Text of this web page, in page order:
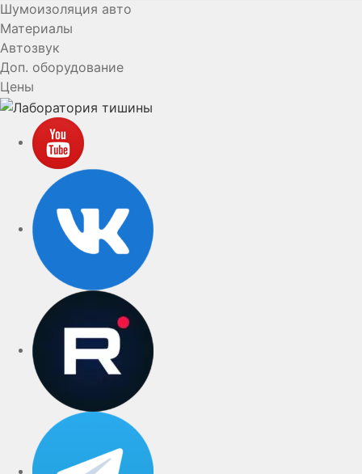
Шумоизоляция авто
Материалы
Автозвук
Доп. оборудование
Цены